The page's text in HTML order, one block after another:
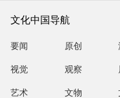
文化中国导航
要闻 原创
视觉 观察
艺术 文物